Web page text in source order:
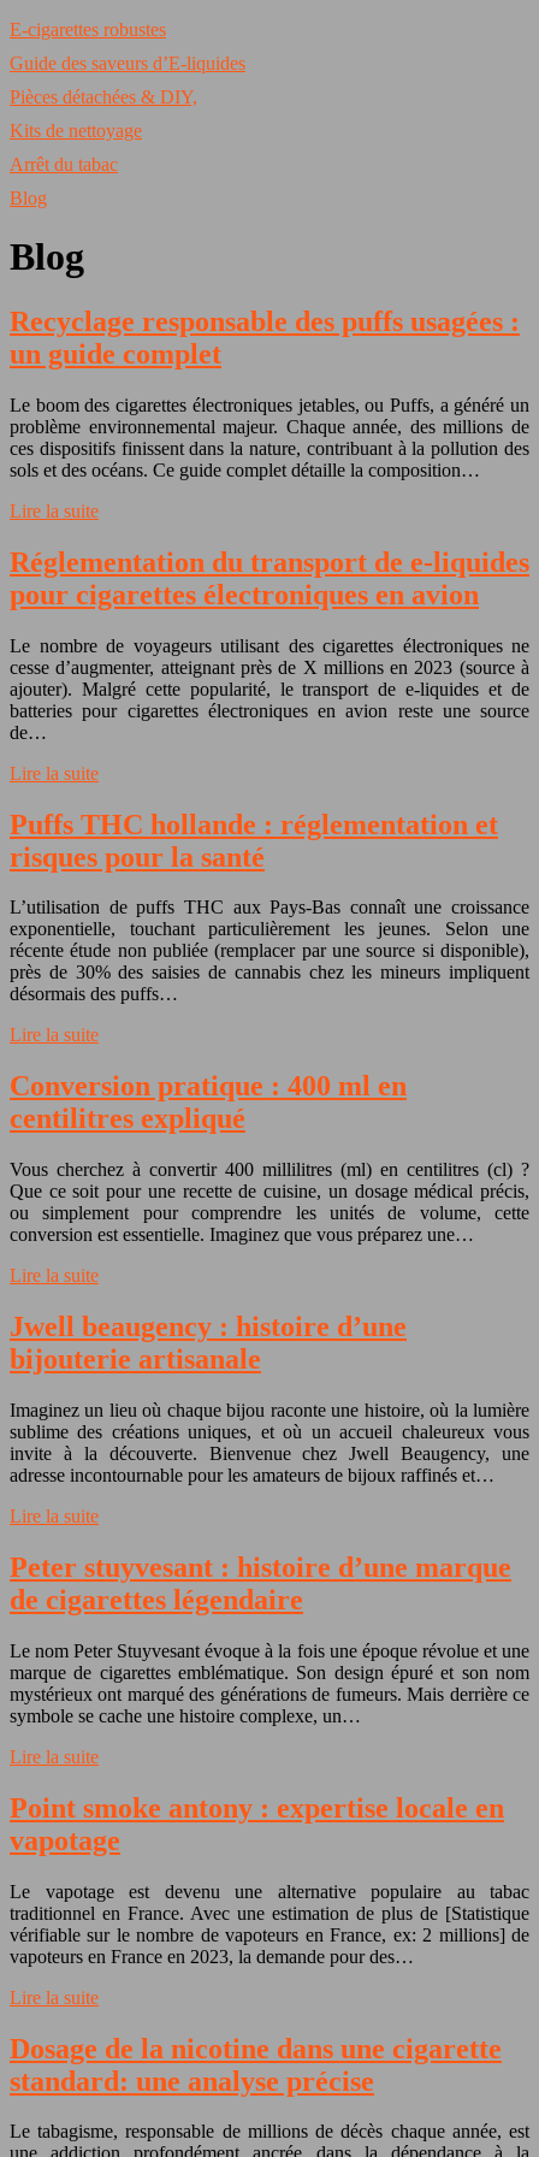
E-cigarettes robustes
Guide des saveurs d’E-liquides
Pièces détachées & DIY,
Kits de nettoyage
Arrêt du tabac
Blog
Blog
Recyclage responsable des puffs usagées :
un guide complet
Le boom des cigarettes électroniques jetables, ou Puffs, a généré un
problème environnemental majeur. Chaque année, des millions de
ces dispositifs finissent dans la nature, contribuant à la pollution des
sols et des océans. Ce guide complet détaille la composition…
Lire la suite
Réglementation du transport de e-liquides
pour cigarettes électroniques en avion
Le nombre de voyageurs utilisant des cigarettes électroniques ne
cesse d’augmenter, atteignant près de X millions en 2023 (source à
ajouter). Malgré cette popularité, le transport de e-liquides et de
batteries pour cigarettes électroniques en avion reste une source
de…
Lire la suite
Puffs THC hollande : réglementation et
risques pour la santé
L’utilisation de puffs THC aux Pays-Bas connaît une croissance
exponentielle, touchant particulièrement les jeunes. Selon une
récente étude non publiée (remplacer par une source si disponible),
près de 30% des saisies de cannabis chez les mineurs impliquent
désormais des puffs…
Lire la suite
Conversion pratique : 400 ml en
centilitres expliqué
Vous cherchez à convertir 400 millilitres (ml) en centilitres (cl) ?
Que ce soit pour une recette de cuisine, un dosage médical précis,
ou simplement pour comprendre les unités de volume, cette
conversion est essentielle. Imaginez que vous préparez une…
Lire la suite
Jwell beaugency : histoire d’une
bijouterie artisanale
Imaginez un lieu où chaque bijou raconte une histoire, où la lumière
sublime des créations uniques, et où un accueil chaleureux vous
invite à la découverte. Bienvenue chez Jwell Beaugency, une
adresse incontournable pour les amateurs de bijoux raffinés et…
Lire la suite
Peter stuyvesant : histoire d’une marque
de cigarettes légendaire
Le nom Peter Stuyvesant évoque à la fois une époque révolue et une
marque de cigarettes emblématique. Son design épuré et son nom
mystérieux ont marqué des générations de fumeurs. Mais derrière ce
symbole se cache une histoire complexe, un…
Lire la suite
Point smoke antony : expertise locale en
vapotage
Le vapotage est devenu une alternative populaire au tabac
traditionnel en France. Avec une estimation de plus de [Statistique
vérifiable sur le nombre de vapoteurs en France, ex: 2 millions] de
vapoteurs en France en 2023, la demande pour des…
Lire la suite
Dosage de la nicotine dans une cigarette
standard: une analyse précise
Le tabagisme, responsable de millions de décès chaque année, est